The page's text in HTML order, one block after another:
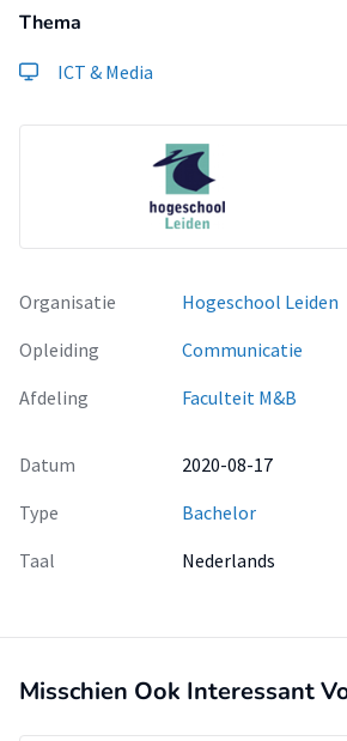
Thema
ICT & Media
Organisatie
Hogeschool Leiden
Opleiding
Communicatie
Afdeling
Faculteit M&B
Datum
2020-08-17
Type
Bachelor
Taal
Nederlands
Misschien Ook Interessant